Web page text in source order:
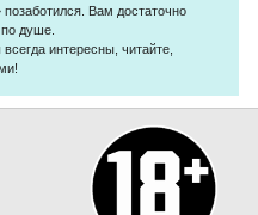
Вам достаточно
душе.
интересны, читайте,